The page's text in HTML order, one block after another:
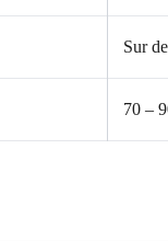
Sur
70 –